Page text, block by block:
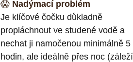
😱 Nadýmací problém
Je klíčové čočku důkladně
propláchnout ve studené vodě a
nechat ji namočenou minimálně 5
hodin, ale ideálně přes noc (záleží